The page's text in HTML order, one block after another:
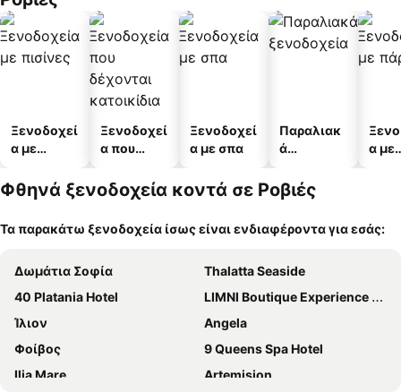
Ξενοδοχεί
α με
Ξενοδοχεί
α που
κατοικίδι
α
Ξενοδοχεί
α με σπα
Παραλιακ
ά
α
α με
Φθηνά ξενοδοχεία κοντά σε Ροβιές
Τα παρακάτω ξενοδοχεία ίσως είναι ενδιαφέροντα για εσάς:
Δωμάτια Σοφία
Thalatta Seaside
40 Platania Hotel
LIMNI Boutique Experience Hotel
Ίλιον
Angela
Φοίβος
9 Queens Spa Hotel
Ilia Mare
Artemision